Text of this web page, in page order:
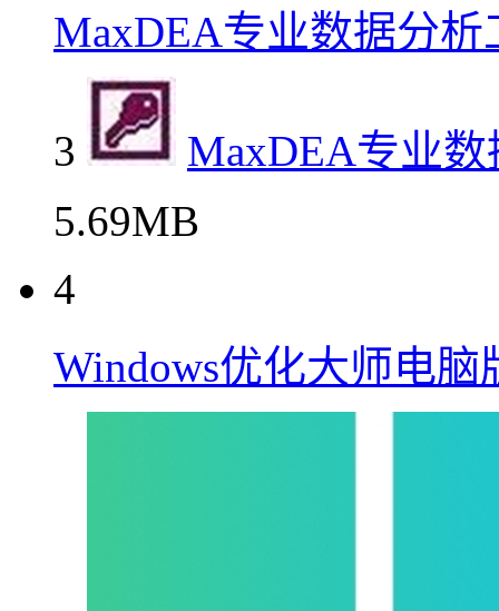
MaxDEA专业数据分析
3
MaxDEA专业
5.69MB
4
Windows优化大师电